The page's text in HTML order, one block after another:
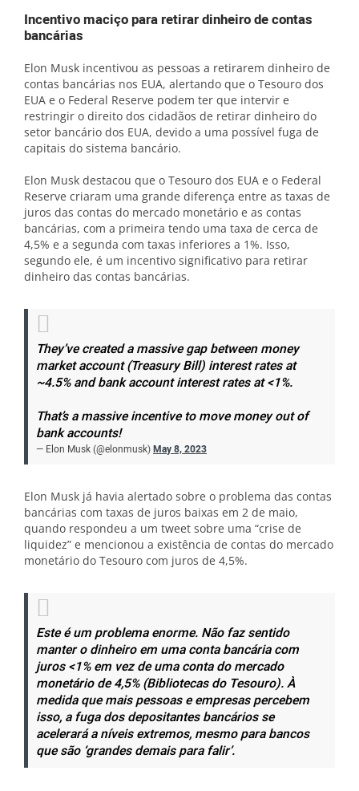
Incentivo maciço para retirar dinheiro de contas
bancárias
Elon Musk incentivou as pessoas a retirarem dinheiro de
contas bancárias nos EUA, alertando que o Tesouro dos
EUA e o Federal Reserve podem ter que intervir e
restringir o direito dos cidadãos de retirar dinheiro do
setor bancário dos EUA, devido a uma possível fuga de
capitais do sistema bancário.
Elon Musk destacou que o Tesouro dos EUA e o Federal
Reserve criaram uma grande diferença entre as taxas de
juros das contas do mercado monetário e as contas
bancárias, com a primeira tendo uma taxa de cerca de
4,5% e a segunda com taxas inferiores a 1%. Isso,
segundo ele, é um incentivo significativo para retirar
dinheiro das contas bancárias.
They’ve created a massive gap between money
market account (Treasury Bill) interest rates at
~4.5% and bank account interest rates at <1%.
That’s a massive incentive to move money out of
bank accounts!
— Elon Musk (@elonmusk)May 8, 2023
Elon Musk já havia alertado sobre o problema das contas
bancárias com taxas de juros baixas em 2 de maio,
quando respondeu a um tweet sobre uma “crise de
liquidez” e mencionou a existência de contas do mercado
monetário do Tesouro com juros de 4,5%.
Este é um problema enorme. Não faz sentido
manter o dinheiro em uma conta bancária com
juros <1% em vez de uma conta do mercado
monetário de 4,5% (Bibliotecas do Tesouro). À
medida que mais pessoas e empresas percebem
isso, a fuga dos depositantes bancários se
acelerará a níveis extremos, mesmo para bancos
que são ‘grandes demais para falir’.